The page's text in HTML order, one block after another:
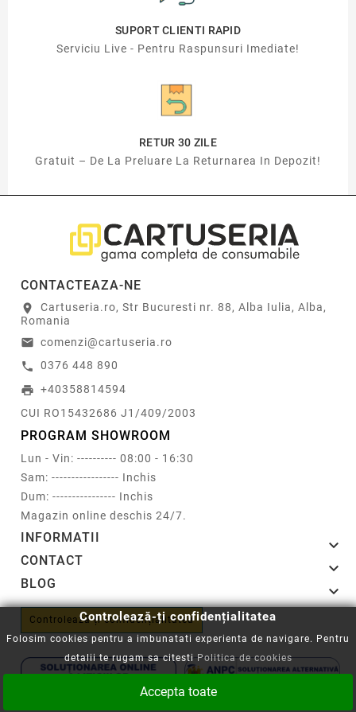
SUPORT CLIENTI RAPID
Serviciu Live - Pentru Raspunsuri Imediate!
RETUR 30 ZILE
Gratuit – De La Preluare La Returnarea In Depozit!
CONTACTEAZA-NE
location_on
Cartuseria.ro, Str Bucuresti nr. 88, Alba Iulia, Alba,
Romania
email comenzi@cartuseria.ro
call 0376 448 890
print +40358814594
CUI RO15432686 J1/409/2003
PROGRAM SHOWROOM
Lun - Vin: ---------- 08:00 - 16:30
Sam: ----------------- Inchis
Dum: ---------------- Inchis
Magazin online deschis 24/7.
INFORMATII 
CONTACT 
BLOG 
Controlează-ți confidențialitatea
Controlează-ți confidențialitatea
Folosim cookies pentru a imbunatati experienta de navigare. Pentru
detalii te rugam sa citestiPolitica de cookies
Accepta toate